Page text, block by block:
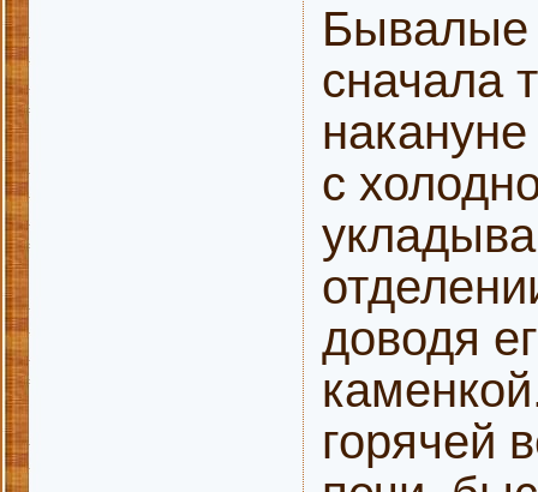
Бывалые
сначала
с
доводя
горячей